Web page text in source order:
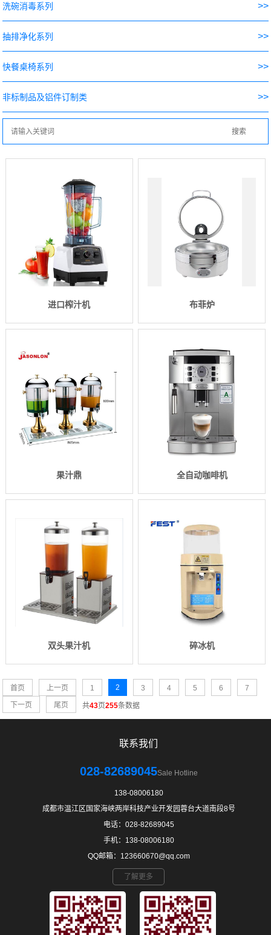
洗碗消毒系列 >>
抽排净化系列 >>
快餐桌椅系列 >>
非标制品及铝件订制类 >>
进口榨汁机 布菲炉
果汁鼎 全自动咖啡机
双头果汁机 碎冰机
首页 上一页 1 2 3 4 5 6
7
下一页
尾页 共43页255条数据
联系我们
028-82689045Sale Hotline
138-08006180
成都市温江区国家海峡两岸科技产业开发园蓉台大道南段8号
电话：028-82689045
手机：138-08006180
QQ邮箱：123660670@qq.com
了解更多